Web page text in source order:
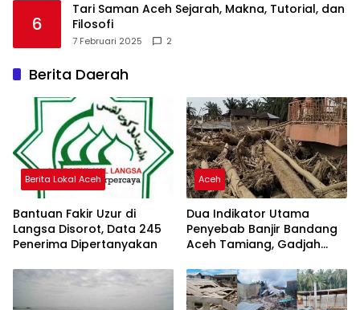
6
Tari Saman Aceh Sejarah, Makna, Tutorial, dan
Filosofi
7 Februari 2025 2
Berita Daerah
Berita Lokal Aceh
Bantuan Fakir Uzur di
Langsa Disorot, Data 245
Penerima Dipertanyakan
Aceh
Dua Indikator Utama
Penyebab Banjir Bandang
Aceh Tamiang, Gadjah
DAS